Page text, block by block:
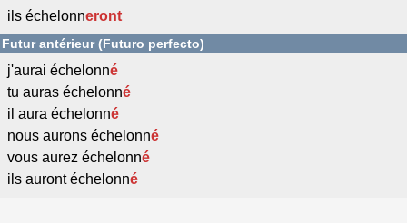
ils échelonneront
Futur antérieur (Futuro perfecto)
j'aurai échelonné
tu auras échelonné
il aura échelonné
nous aurons échelonné
vous aurez échelonné
ils auront échelonné